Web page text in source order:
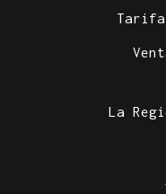
La